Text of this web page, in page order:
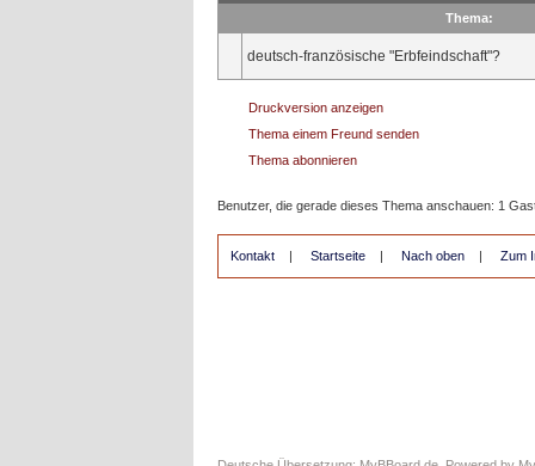
Thema:
deutsch-französische "Erbfeindschaft"?
Druckversion anzeigen
Thema einem Freund senden
Thema abonnieren
Benutzer, die gerade dieses Thema anschauen: 1
Kontakt | Startseite | Nach oben | Zum